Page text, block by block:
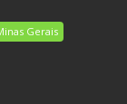
Gerais